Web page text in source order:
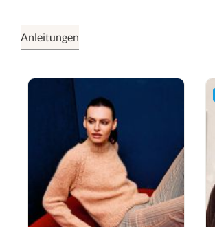
Anleitungen